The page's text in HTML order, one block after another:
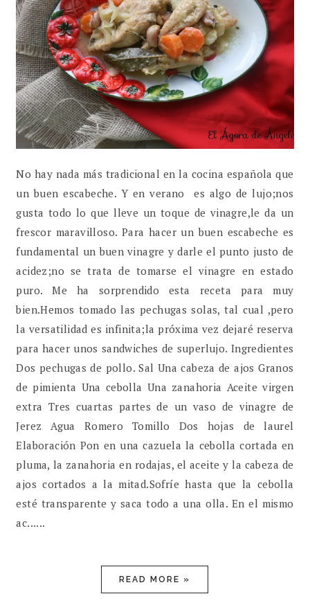
No hay nada más tradicional en la cocina española que
un buen escabeche. Y en verano es algo de lujo;nos
gusta todo lo que lleve un toque de vinagre,le da un
frescor maravilloso. Para hacer un buen escabeche es
fundamental un buen vinagre y darle el punto justo de
acidez;no se trata de tomarse el vinagre en estado
puro. Me ha sorprendido esta receta para muy
bien.Hemos tomado las pechugas solas, tal cual ,pero
la versatilidad es infinita;la próxima vez dejaré reserva
para hacer unos sandwiches de superlujo. Ingredientes
Dos pechugas de pollo. Sal Una cabeza de ajos Granos
de pimienta Una cebolla Una zanahoria Aceite virgen
extra Tres cuartas partes de un vaso de vinagre de
Jerez Agua Romero Tomillo Dos hojas de laurel
Elaboración Pon en una cazuela la cebolla cortada en
pluma, la zanahoria en rodajas, el aceite y la cabeza de
ajos cortados a la mitad.Sofríe hasta que la cebolla
esté transparente y saca todo a una olla. En el mismo
ac......
READ MORE »